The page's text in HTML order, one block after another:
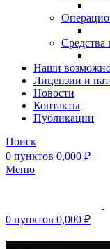
Наши
Лицензии и
Новости
Контакты
Публикации
Поиск
0 пунктов 0,000 ₽
Меню
0 пунктов 0,000 ₽